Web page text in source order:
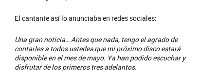
El cantante así lo anunciaba en redes sociales:
Una gran noticia…Antes que nada, tengo el agrado de
contarles a todos ustedes que mi próximo disco estará
disponible en el mes de mayo. Ya han podido escuchar y
disfrutar de los primeros tres adelantos.